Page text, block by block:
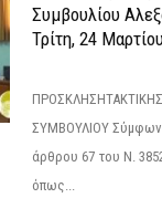
Συμβουλίου
Τρίτη, 24
ΣΥΜΒΟΥΛΙΟΥ
άρθρου 67 του Ν.
όπως...